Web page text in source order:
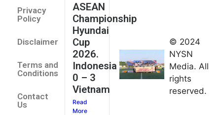
Privacy
Policy
Disclaimer
Terms and
Conditions
Contact
Us
ASEAN
Championship
Hyundai
Cup
2026.
Indonesia
0 – 3
Vietnam
Read
More
umum
Kejurnas
Panahan
Junior di
Kudus
© 2024
NYSN
Media. All
rights
reserved.